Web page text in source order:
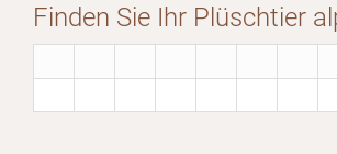
Finden Sie Ihr Plüschtier